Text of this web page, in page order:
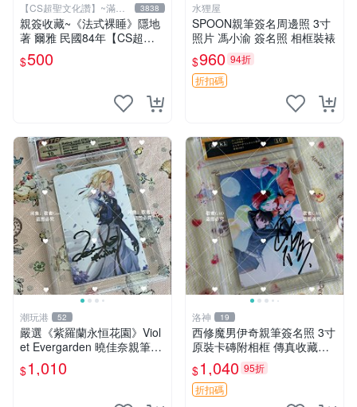
【CS超聖文化讚】~滿千
元送運
3838
親簽收藏~《法式裸睡》隱地
著 爾雅 民國84年【CS超聖
文化2讚】
$500
水狸屋
SPOON親筆簽名周邊照 3寸
照片 馮小渝 簽名照 相框裝裱
$960 94折
折扣碼
潮玩港 52
嚴選《紫羅蘭永恒花園》Viol
et Evergarden 曉佳奈親筆簽
名周邊 3寸照片 亞克力卡片
簽名照 紫羅蘭永恒花園 小說
$1,010
洛神 19
西修魔男伊奇親筆簽名照 3寸
原裝卡磚附相框 傳真收藏推
薦 照片包裝嚴實寄出 周邊 照
片 相框
$1,040 95折
折扣碼